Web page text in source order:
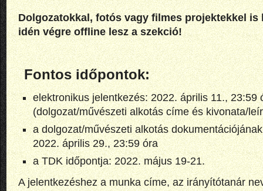
Dolgozatokkal, fotós vagy filmes projektekkel is
idén végre offline lesz a szekció!
Fontos időpontok:
elektronikus jelentkezés: 2022. április 11., 23:59
(dolgozat/művészeti alkotás címe és kivonata/
a dolgozat/művészeti alkotás
2022. április 29., 23:59 óra
a TDK időpontja: 2022. május 19-21.
A jelentkezéshez a munka címe, az irányítótanár